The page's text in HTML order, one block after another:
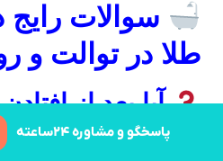
سوالات رایج
طلا در توالت و
آیا بعد از
هنوز امیدی برای
پاسخگو و مشاوره ۲۴ساعته